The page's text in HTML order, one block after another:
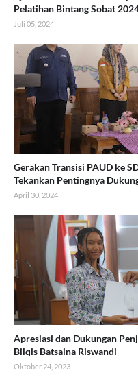
Pelatihan Bintang Sobat
Juli 05, 2024
Gerakan Transisi PAUD ke
Tekankan Pentingnya
April 30, 2024
Apresiasi dan Dukungan
Bilqis Batsaina Riswandi
Oktober 24, 2023